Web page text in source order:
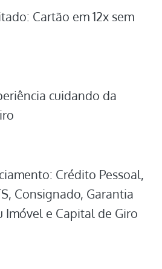
Cartão em 12x sem
cuidando da
Crédito Pessoal,
Consignado, Garantia
Imóvel e Capital de Giro